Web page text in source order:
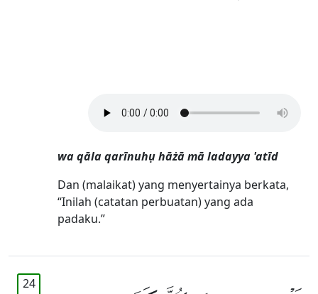
wa qāla qarīnuhụ hāżā mā ladayya 'atīd
Dan (malaikat) yang menyertainya berkata,
“Inilah (catatan perbuatan) yang ada
padaku.”
24